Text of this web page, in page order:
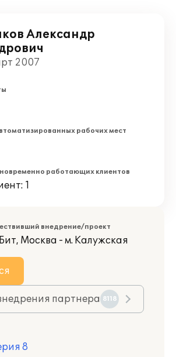
Александр
2007
рабочих мест
работающих клиентов
1
внедрение/проект
Москва - м. Калужская
партнера 8118
8